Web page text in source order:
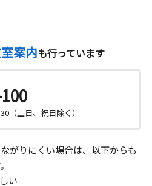
案内も行っています
（土日、祝日除く）
がりにくい場合は、以下からも
い